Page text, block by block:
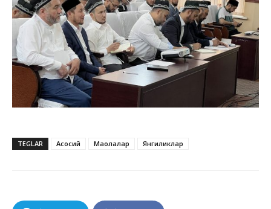
TEGLAR Асосий Мақолалар Янгиликлар